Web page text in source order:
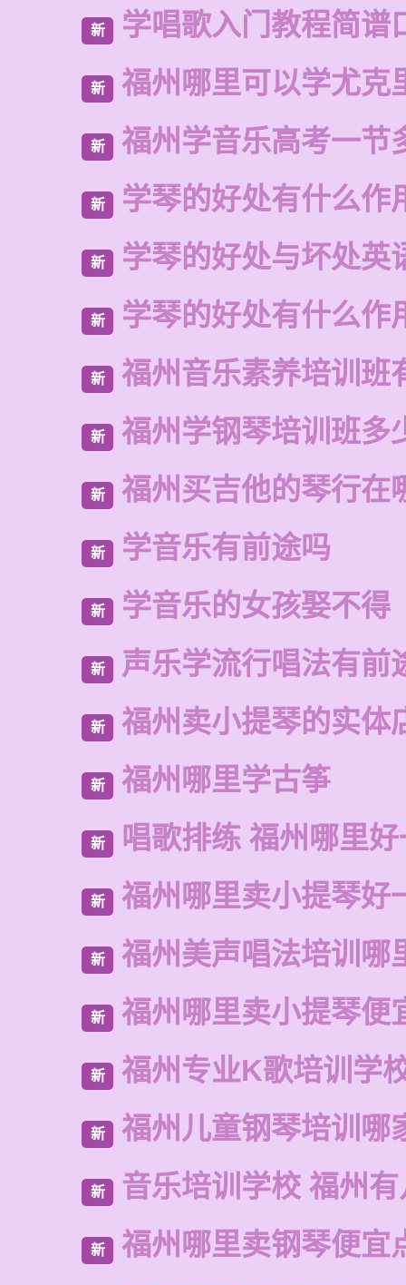
新 学唱歌入门教程简谱
新 福州哪里可以学尤克
新 福州学音乐高考一节
新 学琴的好处有什么作
新 学琴的好处与坏处英
新 学琴的好处有什么作
新 福州音乐素养培训班
新 福州学钢琴培训班多
新 福州买吉他的琴行在
新 学音乐有前途吗
新 学音乐的女孩娶不得
新 声乐学流行唱法有前
新 福州卖小提琴的实体
新 福州哪里学古筝
新 唱歌排练 福州哪里
新 福州哪里卖小提琴好
新 福州美声唱法培训哪
新 福州哪里卖小提琴便
新 福州专业K歌培训学
新 福州儿童钢琴培训哪
新 音乐培训学校 福州
新 福州哪里卖钢琴便宜